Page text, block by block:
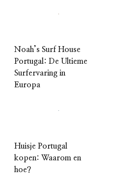
Noah’s Surf House
Portugal: De Ultieme
Surfervaring in
Europa
Huisje Portugal
kopen: Waarom en
hoe?